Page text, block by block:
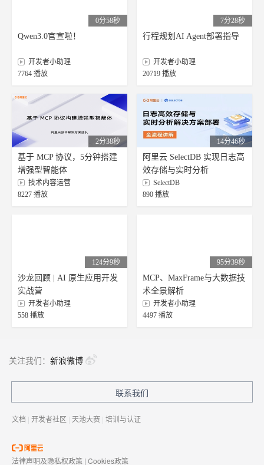
0分58秒
Qwen3.0官宣啦！
开发者小助理
7764 播放
7分28秒
行程规划AI Agent部署指导
开发者小助理
20719 播放
2分38秒
基于 MCP 协议，5分钟搭建
增强型智能体
技术内容运营
8227 播放
14分46秒
阿里云 SelectDB 实现日志高
效存储与实时分析
SelectDB
890 播放
124分9秒
沙龙回顾 | AI 原生应用开发
实战营
开发者小助理
558 播放
95分39秒
MCP、MaxFrame与大数据技
术全景解析
开发者小助理
4497 播放
关注我们： 新浪微博
联系我们
文档 | 开发者社区 | 天池大赛 | 培训与认证
法律声明及隐私权政策 | Cookies政策